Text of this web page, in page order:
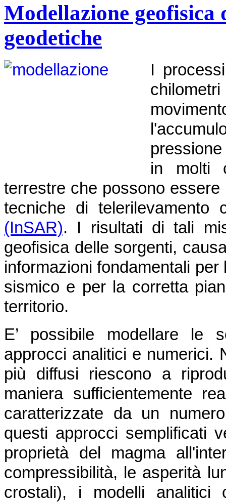
Modellazione
geodetiche
I
in molti
terrestre che possono
tecniche di telerilevamento
(InSAR). I risultati di tali
geofisica delle sorgenti,
informazioni fondamentali
sismico e per la corretta
territorio.
E’ possibile modellare le
approcci analitici e numerici.
più diffusi riescono a
maniera sufficientemente
caratterizzate da un
questi approcci semplificati
proprietà del magma
compressibilità, le asperità
crostali), i modelli analitici